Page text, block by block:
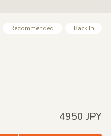
Recommended Back In
4950 JPY